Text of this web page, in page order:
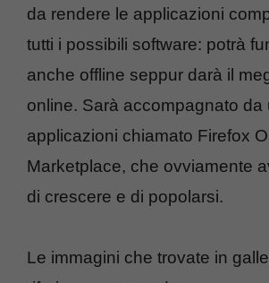
da rendere le applicazioni
tutti i possibili software: potrà
anche offline seppur darà il
online. Sarà accompagnato da
applicazioni chiamato Firefox
Marketplace, che ovviamente
di crescere e di popolarsi.
Le immagini che trovate in